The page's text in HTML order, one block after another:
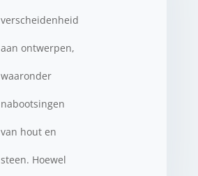
verscheidenheid
aan ontwerpen,
waaronder
nabootsingen
van hout en
steen. Hoewel